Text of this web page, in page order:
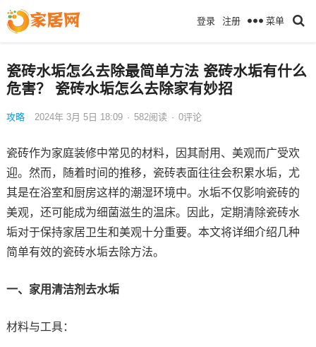
登录 注册 菜单
瓷砖水垢怎么去除最简单方法 瓷砖水垢有什么
危害？ 瓷砖水垢怎么去除家有妙招
攻略 2024年 3月 5日 18:09 · 582阅读 · 0评论
瓷砖作为家庭装修中常见的材料，因其耐用、美观而广受欢
迎。然而，随着时间的推移，瓷砖表面往往会积累水垢，尤
其是在浴室和厨房这样的潮湿环境中。水垢不仅影响瓷砖的
美观，还可能成为细菌滋生的温床。因此，定期清除瓷砖水
垢对于保持家居卫生和美观十分重要。本文将详细介绍几种
简单有效的瓷砖水垢去除方法。
一、家用清洁剂去水垢
材料与工具：